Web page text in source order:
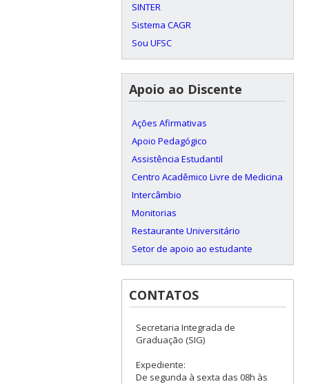
SINTER
Sistema CAGR
Sou UFSC
Apoio ao Discente
Ações Afirmativas
Apoio Pedagógico
Assistência Estudantil
Centro Acadêmico Livre de Medicina
Intercâmbio
Monitorias
Restaurante Universitário
Setor de apoio ao estudante
CONTATOS
Secretaria Integrada de
Graduação (SIG)
Expediente:
De segunda à sexta das 08h às